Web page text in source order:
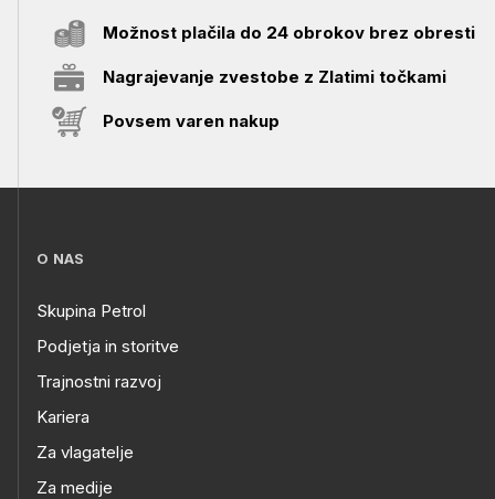
Možnost plačila do 24 obrokov brez obresti
Nagrajevanje zvestobe z Zlatimi točkami
Povsem varen nakup
O NAS
Skupina Petrol
Podjetja in storitve
Trajnostni razvoj
Kariera
Za vlagatelje
Za medije